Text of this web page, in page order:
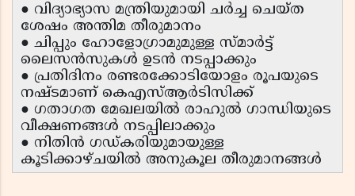
● വിദ്യാഭ്യാസ മന്ത്രിയുമായി ചർച്ച ചെയ്ത
ശേഷം അന്തിമ തീരുമാനം
● ചിപ്പും ഹോളോഗ്രാമുമുള്ള സ്മാർട്ട്
ലൈസൻസുകൾ ഉടൻ നടപ്പാക്കും
● പ്രതിദിനം രണ്ടരക്കോടിയോളം രൂപയുടെ
നഷ്ടമാണ് കെഎസ്ആർടിസിക്ക്
● ഗതാഗത മേഖലയിൽ രാഹുൽ ഗാന്ധിയുടെ
വീക്ഷണങ്ങൾ നടപ്പിലാക്കും
● നിതിൻ ഗഡ്കരിയുമായുള്ള
കൂടിക്കാഴ്ചയിൽ അനുകൂല തീരുമാനങ്ങൾ